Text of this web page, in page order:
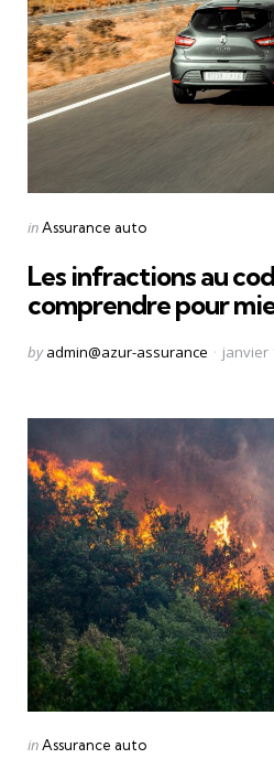
Categories
Posted
inAssurance auto
Les infractions au
comprendre pour
Posted
by admin@azur-assurance janvier
Categories
Posted
inAssurance auto